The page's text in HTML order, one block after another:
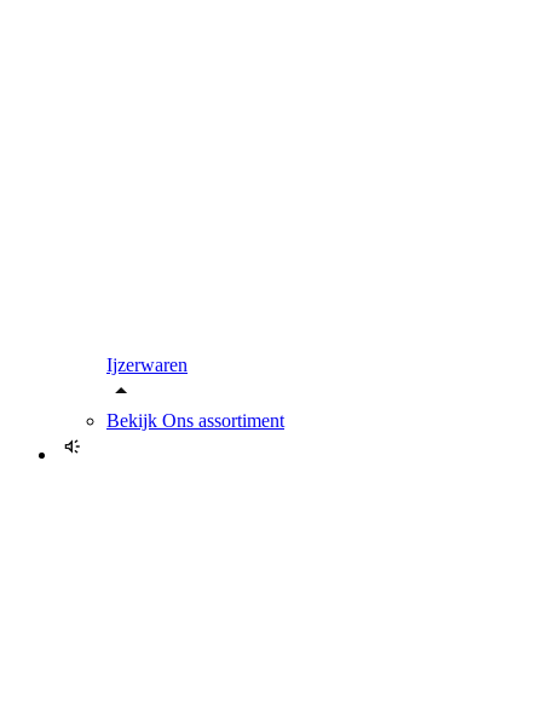
Ijzerwaren
Bekijk Ons assortiment